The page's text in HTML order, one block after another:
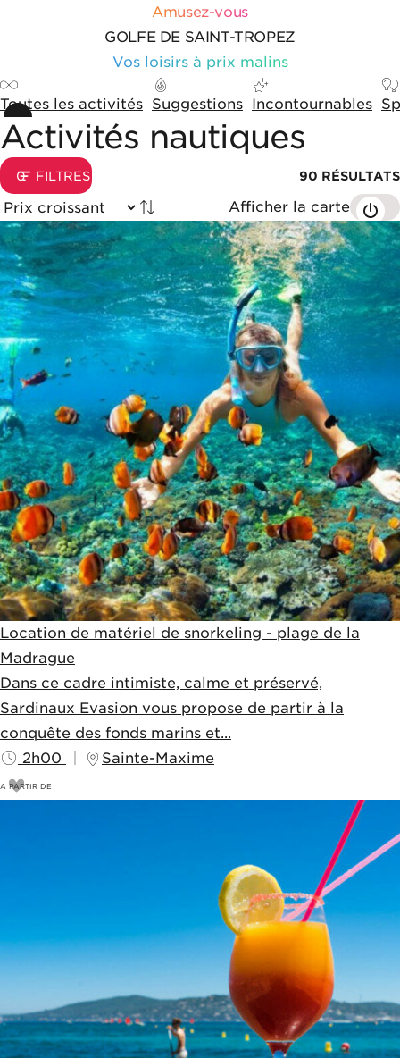
Panneau de gestion des cookies
Amusez-vous
GOLFE DE SAINT-TROPEZ
Vos loisirs à prix malins
Toutes les activités Suggestions Incontournables
Activités nautiques
Options de tri et d'affichage
FILTRES
0 90 RÉSULTATS
Trié par Afficher la carte
Liste de résultats
Location de matériel de snorkeling - plage de la
Madrague
Dans ce cadre intimiste, calme et préservé,
Sardinaux Evasion vous propose de partir à la
conquête des fonds marins et...
2h00
Sainte-Maxime
A PARTIR DE